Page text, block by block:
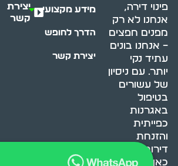
פינוי דירה,
אנחנו לא רק
מפנים חפצים
– אנחנו בונים
עתיד נקי
יותר. עם ניסיון
של עשורים
בטיפול
באגרנות
כפייתית
והזנחת
דירות, אנחנו
כאן כדי לעזור
מידע מקצועי
הדרך לחופש
יצירת קשר
יצירת
קשר